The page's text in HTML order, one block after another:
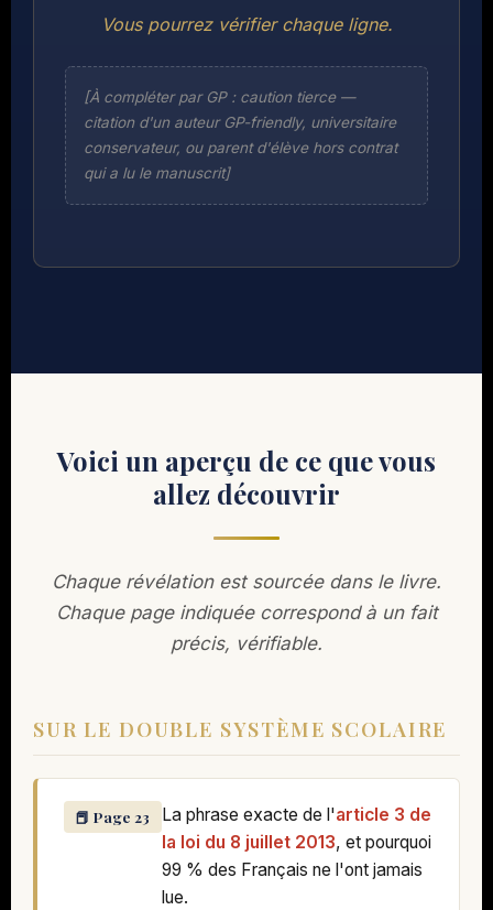
Vous pourrez vérifier chaque ligne.
[À compléter par GP : caution tierce —
citation d'un auteur GP-friendly, universitaire
conservateur, ou parent d'élève hors contrat
qui a lu le manuscrit]
Voici un aperçu de ce que vous
allez découvrir
Chaque révélation est sourcée dans le livre.
Chaque page indiquée correspond à un fait
précis, vérifiable.
SUR LE DOUBLE SYSTÈME SCOLAIRE
📕 Page 23 La phrase exacte de l'article 3 de
la loi du 8 juillet 2013, et pourquoi
99 % des Français ne l'ont jamais
lue.